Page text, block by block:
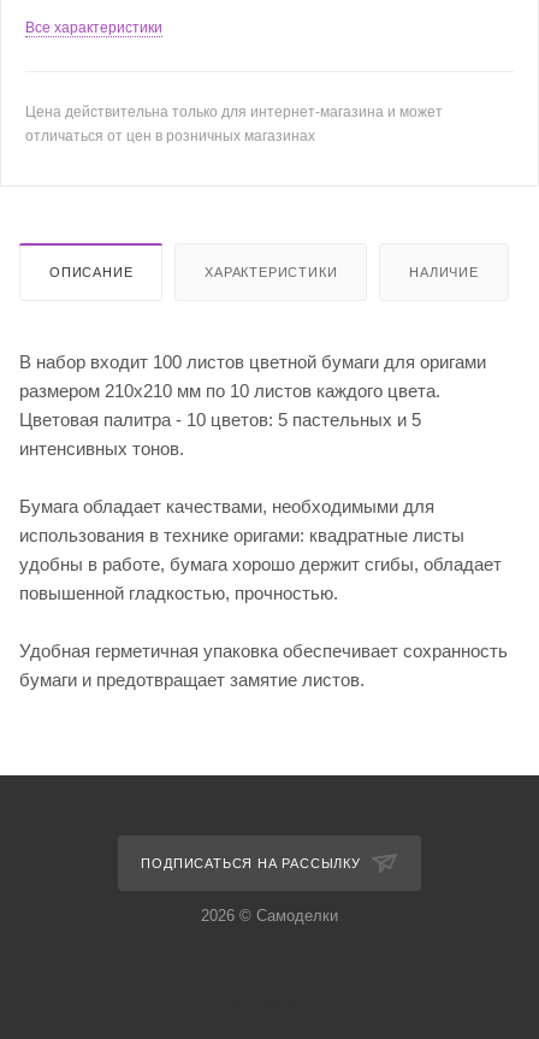
Все характеристики
Цена действительна только для интернет-магазина и может
отличаться от цен в розничных магазинах
ОПИСАНИЕ ХАРАКТЕРИСТИКИ НАЛИЧИЕ
В набор входит 100 листов цветной бумаги для оригами
размером 210х210 мм по 10 листов каждого цвета.
Цветовая палитра - 10 цветов: 5 пастельных и 5
интенсивных тонов.
Бумага обладает качествами, необходимыми для
использования в технике оригами: квадратные листы
удобны в работе, бумага хорошо держит сгибы, обладает
повышенной гладкостью, прочностью.
Удобная герметичная упаковка обеспечивает сохранность
бумаги и предотвращает замятие листов.
ПОДПИСАТЬСЯ НА РАССЫЛКУ
2026 © Самоделки